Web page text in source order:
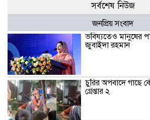
সর্বশেষ নিউজ
জনপ্রিয় সংবাদ
ভবিষ্যতেও মানুষের
জুবাইদা রহমান
চুরির অপবাদে গাছে
গ্রেপ্তার ২